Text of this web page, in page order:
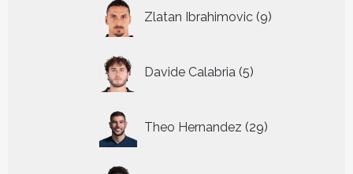
Zlatan Ibrahimovic 9
producten
Davide Calabria 5
producten
Theo Hernandez 29
producten